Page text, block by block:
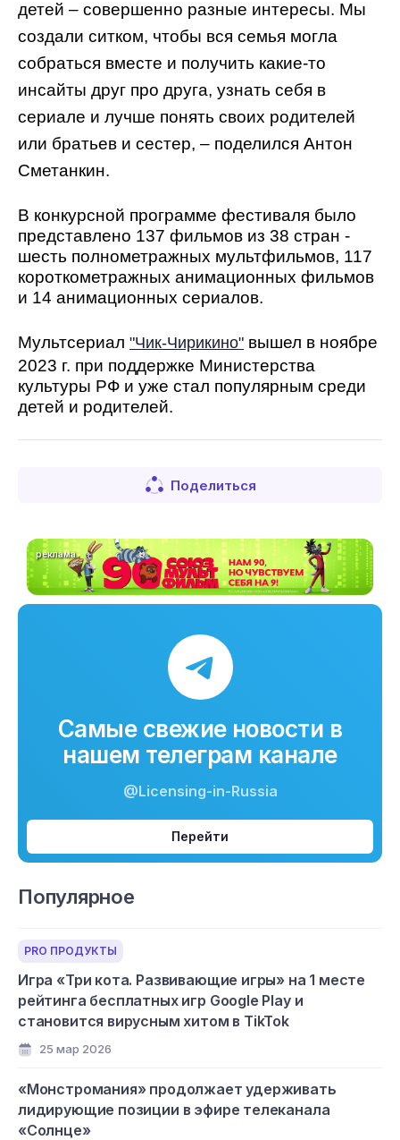
детей – совершенно разные интересы. Мы
создали ситком, чтобы вся семья могла
собраться вместе и получить какие-то
инсайты друг про друга, узнать себя в
сериале и лучше понять своих родителей
или братьев и сестер, – поделился Антон
Сметанкин.
В конкурсной программе фестиваля было
представлено 137 фильмов из 38 стран -
шесть полнометражных мультфильмов, 117
короткометражных анимационных фильмов
и 14 анимационных сериалов.
Мультсериал "Чик-Чирикино" вышел в ноябре
2023 г. при поддержке Министерства
культуры РФ и уже стал популярным среди
детей и родителей.
Поделиться
реклама
Самые свежие новости в
нашем телеграм канале
@Licensing-in-Russia
Перейти
Популярное
PRO ПРОДУКТЫ
Игра «Три кота. Развивающие игры» на 1 месте
рейтинга бесплатных игр Google Play и
становится вирусным хитом в TikTok
25 мар 2026
«Монстромания» продолжает удерживать
лидирующие позиции в эфире телеканала
«Солнце»